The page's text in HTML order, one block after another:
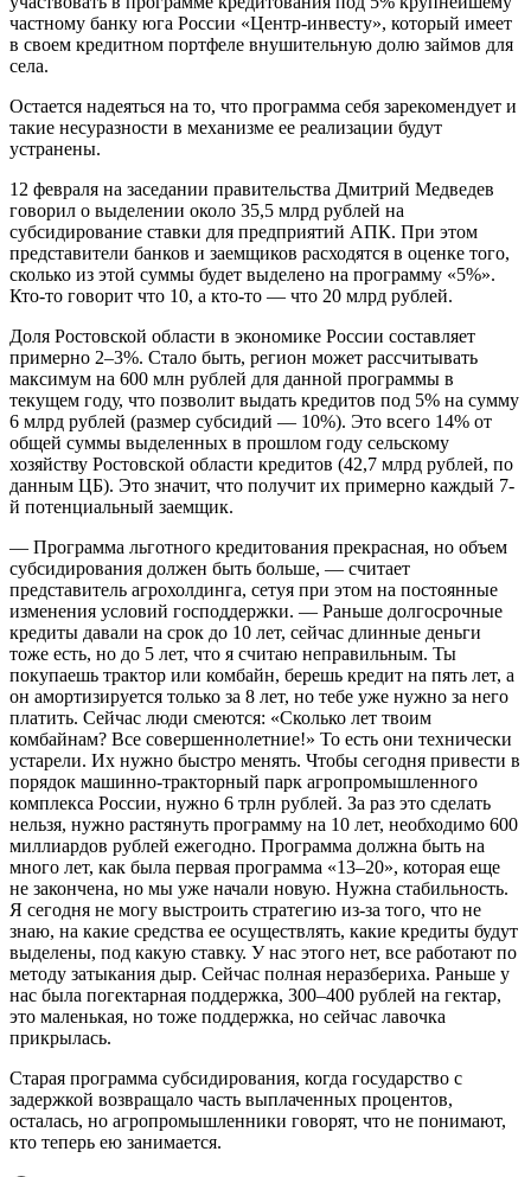
частному банку юга России «Центр-инвесту», который имеет
в своем кредитном портфеле внушительную долю займов для
села.
Остается надеяться на то, что программа себя зарекомендует и
такие несуразности в механизме ее реализации будут
устранены.
12 февраля на заседании правительства Дмитрий Медведев
говорил о выделении около 35,5 млрд рублей на
субсидирование ставки для предприятий АПК. При этом
представители банков и заемщиков расходятся в оценке того,
сколько из этой суммы будет выделено на программу «5%».
Кто-то говорит что 10, а кто-то — что 20 млрд рублей.
Доля Ростовской области в экономике России составляет
примерно 2–3%. Стало быть, регион может рассчитывать
максимум на 600 млн руб­лей для данной программы в
текущем году, что позволит выдать кредитов под 5% на сумму
6 млрд рублей (размер субсидий — 10%). Это всего 14% от
общей суммы выделенных в прошлом году сельскому
хозяйству Рос­товской области кредитов (42,7 млрд рублей, по
данным ЦБ). Это значит, что получит их примерно каждый 7-
й потенциальный заемщик.
— Программа льготного кредитования прекрасная, но объем
субсидирования должен быть больше, — считает
представитель агрохолдинга, сетуя при этом на постоянные
изменения условий господдержки. — Раньше долгосрочные
кредиты давали на срок до 10 лет, сейчас длинные деньги
тоже есть, но до 5 лет, что я считаю неправильным. Ты
покупаешь трактор или комбайн, берешь кредит на пять лет, а
он амортизируется только за 8 лет, но тебе уже нужно за него
платить. Сейчас люди смеются: «Сколько лет твоим
комбайнам? Все совершеннолетние!» То есть они технически
устарели. Их нужно быстро менять. Чтобы сегодня привести в
порядок машинно-тракторный парк агропромышленного
комплекса России, нужно 6 трлн рублей. За раз это сделать
нельзя, нужно растянуть программу на 10 лет, необходимо 600
миллиардов рублей ежегодно. Программа должна быть на
много лет, как была первая программа «13–20», которая еще
не закончена, но мы уже начали новую. Нужна стабильность.
Я сегодня не могу выстроить стратегию из-за того, что не
знаю, на какие средства ее осуществлять, какие кредиты будут
выделены, под какую ставку. У нас этого нет, все работают по
методу затыкания дыр. Сейчас полная неразбериха. Раньше у
нас была погектарная поддержка, 300–400 рублей на гектар,
это маленькая, но тоже поддержка, но сейчас лавочка
прикрылась.
Старая программа субсидирования, когда государство с
задержкой возвращало часть выплаченных процентов,
осталась, но агропромышленники говорят, что не понимают,
кто теперь ею занимается.